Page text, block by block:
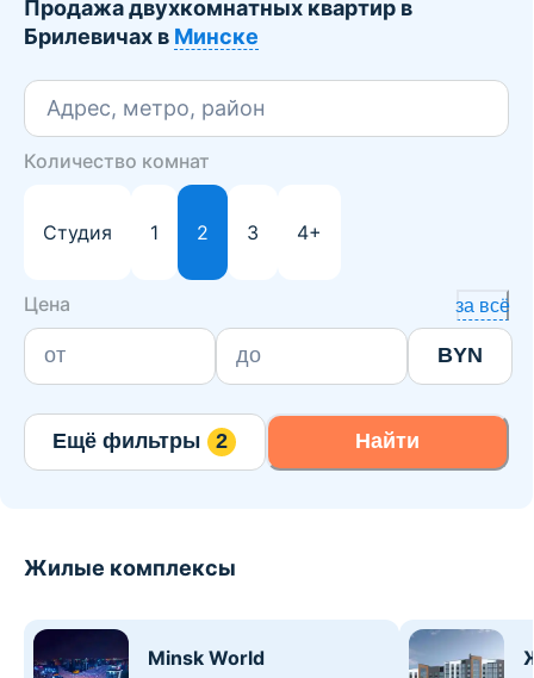
Брилевичи
Продажа двухкомнатных квартир в
Брилевичах в Минске
Адрес, метро, район
Количество комнат
Студия 1 2 3 4+
Цена за всё
BYN
Ещё фильтры 2 Найти
Жилые комплексы
Minsk World